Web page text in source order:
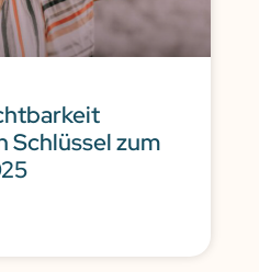
Schlüssel zum